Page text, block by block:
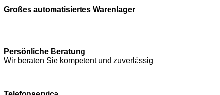
Großes automatisiertes Warenlager
Persönliche Beratung
Wir beraten Sie kompetent und zuverlässig